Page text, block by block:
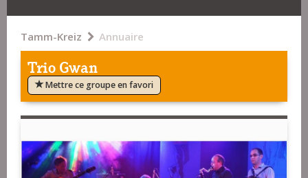
Tamm-Kreiz Annuaire
Trio Gwan
Mettre ce groupe en favori